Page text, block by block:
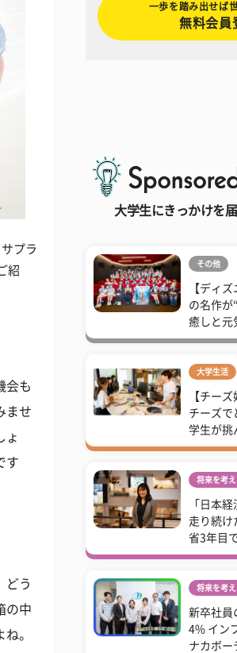
プラ
紹
会も
ませ
ょ
す
どう
の中
。
一歩を踏み出せば
無料会員
大学生にきっかけを
その他
【ディ
の名作が
癒しと元
大学生活
【チー
チーズで
学生が挑
将来を考え
「日本
走り続け
省3年目
将来を考え
新卒社員
4% イン
ナカボー